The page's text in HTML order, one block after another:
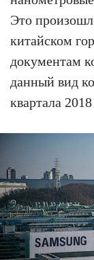
Это
китайском
документам
данный вид
квартала 2018